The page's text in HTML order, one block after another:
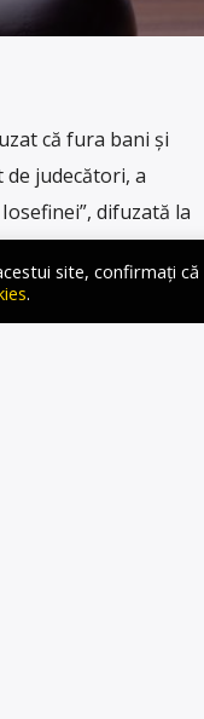
că fura bani şi
judecători, a
difuzată la
acuzat că a furat bani
site, confirmați că
.